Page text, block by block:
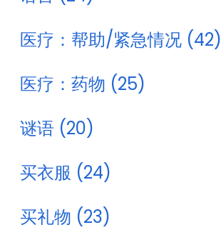
医疗：帮助/紧急情况 (42)
医疗：药物 (25)
谜语 (20)
买衣服 (24)
买礼物 (23)